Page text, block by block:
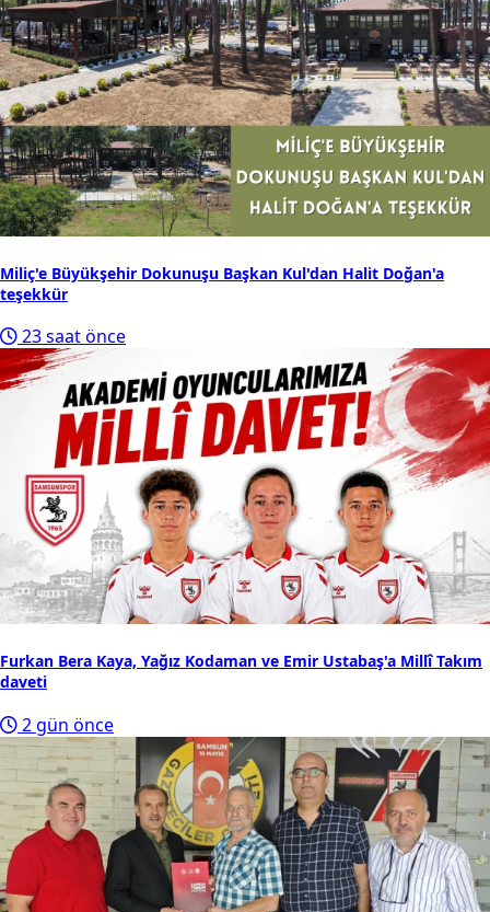
Miliç'e Büyükşehir Dokunuşu Başkan Kul'dan Halit Doğan'a
teşekkür
23 saat önce
Furkan Bera Kaya, Yağız Kodaman ve Emir Ustabaş'a Millî Takım
daveti
2 gün önce